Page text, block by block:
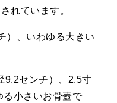
れています。
）、いわゆる大きい
9.2センチ）、2.5寸
る小さいお骨壺で